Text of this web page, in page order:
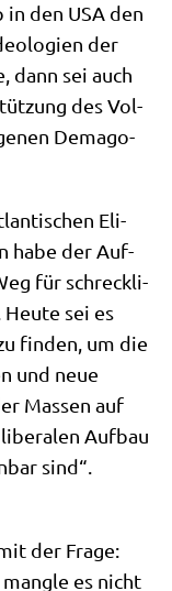
den USA den
der
dann sei auch
des Vol­
Dem­ago­
Eli­
habe der Auf­
für schreck­li­
sei es
fin­den, um die
und neue
Mas­sen auf
Auf­bau
sind“.
der Fra­ge:
es nicht